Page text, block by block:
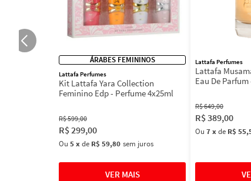
ÁRABES FEMININOS
Lattafa Perfumes
Kit Lattafa Yara Collection
Feminino Edp - Perfume 4x25ml
R$599,00
R$299,00
Ou 5xde R$ 59,80 sem juros
Lattafa Perfumes
Lattafa
Eau De
R$649,00
R$389,00
Ou 7xde R$